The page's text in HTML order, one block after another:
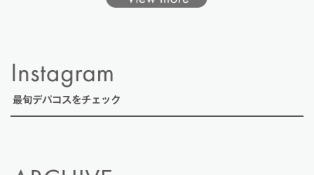
最旬デパコスをチェック